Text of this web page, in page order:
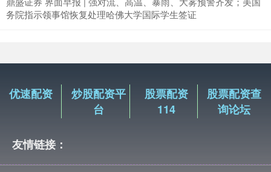
务院指示领事馆恢复处理哈佛大学国际学生签证
优速配资
炒股配资平
台
股票配资
114
股票配资查
询论坛
友情链接：